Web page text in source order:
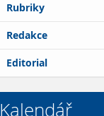
Rubriky
Redakce
Editorial
Kalendář